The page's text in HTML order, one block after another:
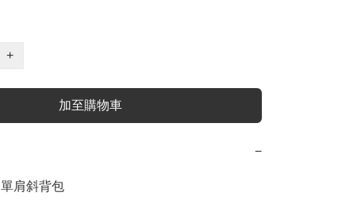
+
加至購物車
−
肩斜背包